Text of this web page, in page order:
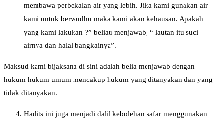
membawa perbekalan air yang lebih. Jika kami gunakan air
kami untuk berwudhu maka kami akan kehausan. Apakah
yang kami lakukan ?” beliau menjawab, “ lautan itu suci
airnya dan halal bangkainya”.
Maksud kami bijaksana di sini adalah belia menjawab dengan
hukum hukum umum mencakup hukum yang ditanyakan dan yang
tidak ditanyakan.
Hadits ini juga menjadi dalil kebolehan safar menggunakan